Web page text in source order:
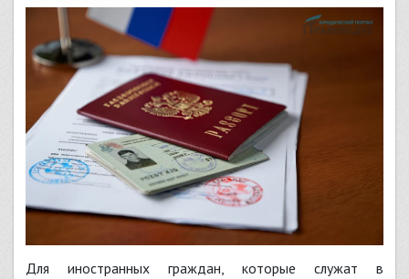
Для иностранных граждан, которые служат в